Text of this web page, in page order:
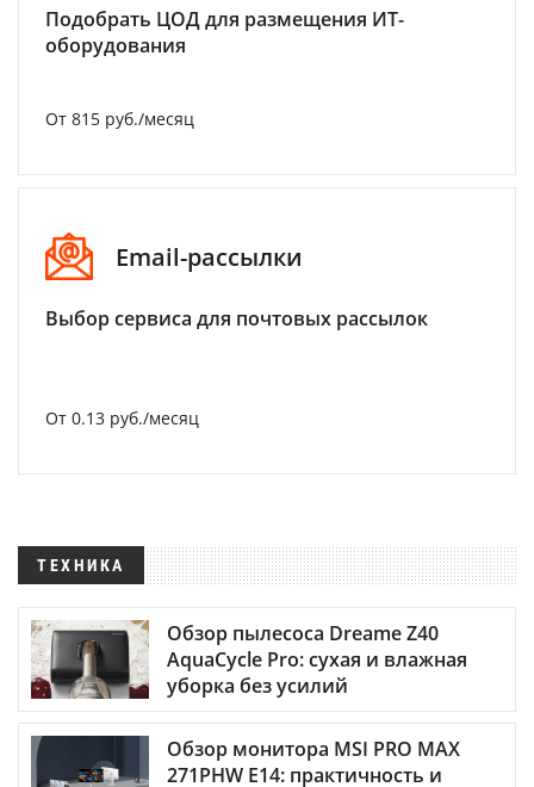
Подобрать ЦОД для размещения ИТ-
оборудования
От 815 руб./месяц
Email-рассылки
Выбор сервиса для почтовых рассылок
От 0.13 руб./месяц
ТЕХНИКА
Обзор пылесоса Dreame Z40
AquaCycle Pro: сухая и влажная
уборка без усилий
Обзор монитора MSI PRO MAX
271PHW E14: практичность и